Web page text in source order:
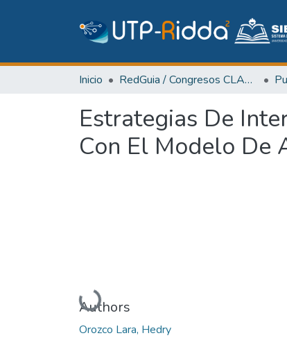
Inicio RedGuia / Congresos CLABES
Estrategias De
Con El Modelo De
Cargando...
Authors
Orozco Lara, Hedry